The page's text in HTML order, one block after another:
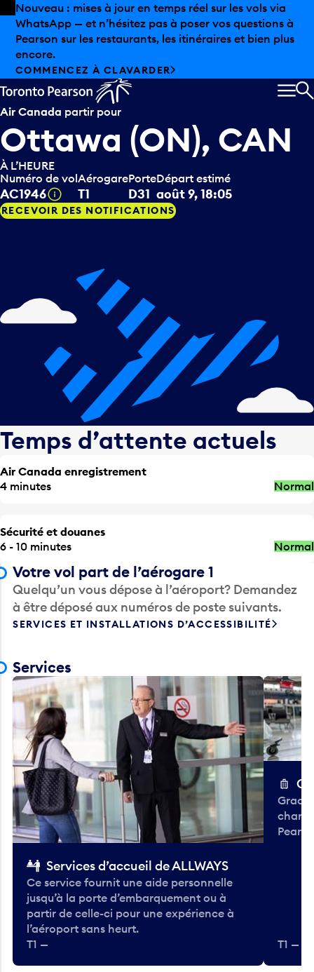
Skip to offers
Passer au contenu principal
Les aubaines estivales sont arrivées chez Pearson.
Magasinage hors taxes, offres gastronomiques et bien
plus encore.
DÉCOUVREZ L’ÉTÉ CHEZ PEARSON
Air Canadapartir pour
Ottawa (ON), CAN
À L’HEURE
Numéro de vol
AC1946 Infobulle
T1 D31 août 9, 18:05
RECEVOIR DES NOTIFICATIONS
Temps d’attente actuels
Air Canada enregistrement
4 minutes
6 - 10 minutes
Votre vol part de l’aérogare 1
Quelqu’un vous dépose à l’aéroport? Demandez
à être déposé aux numéros de poste suivants.
SERVICES ET INSTALLATIONS D’ACCESSIBILITÉ
Ce service fournit une aide personnelle
jusqu’à la porte d’embarquement ou à
partir de celle-ci pour une expérience à
l’aéroport sans heurt.
T1 —